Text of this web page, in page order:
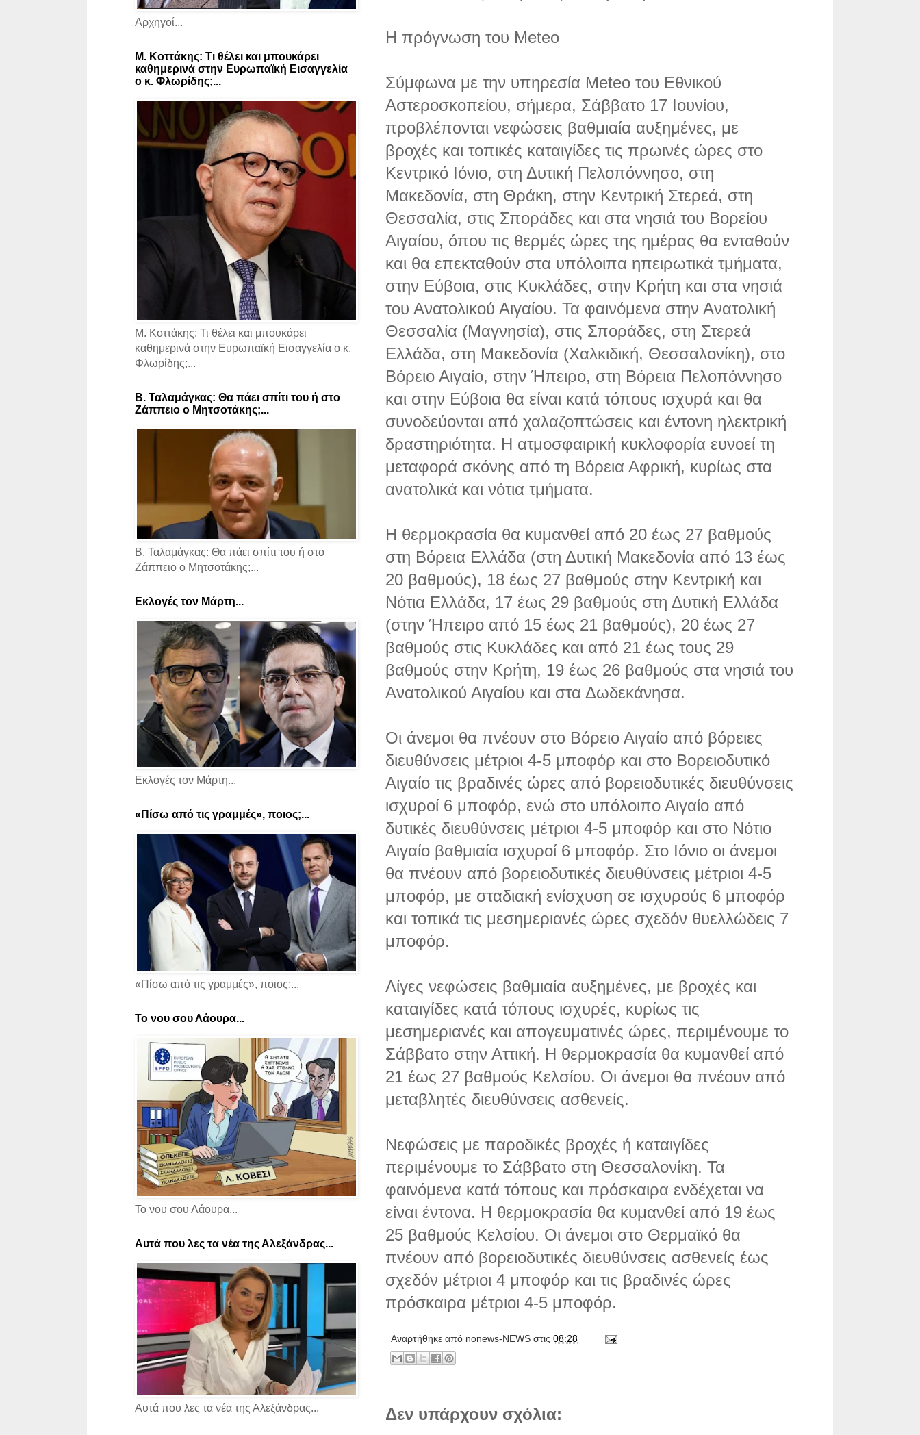
Η πρόγνωση του Meteo
Σύμφωνα με την υπηρεσία Meteo του Εθνικού
Αστεροσκοπείου, σήμερα, Σάββατο 17 Ιουνίου,
προβλέπονται νεφώσεις βαθμιαία αυξημένες, με
βροχές και τοπικές καταιγίδες τις πρωινές ώρες στο
Κεντρικό Ιόνιο, στη Δυτική Πελοπόννησο, στη
Μακεδονία, στη Θράκη, στην Κεντρική Στερεά, στη
Θεσσαλία, στις Σποράδες και στα νησιά του Βορείου
Αιγαίου, όπου τις θερμές ώρες της ημέρας θα ενταθούν
και θα επεκταθούν στα υπόλοιπα ηπειρωτικά τμήματα,
στην Εύβοια, στις Κυκλάδες, στην Κρήτη και στα νησιά
του Ανατολικού Αιγαίου. Τα φαινόμενα στην Ανατολική
Θεσσαλία (Μαγνησία), στις Σποράδες, στη Στερεά
Ελλάδα, στη Μακεδονία (Χαλκιδική, Θεσσαλονίκη), στο
Βόρειο Αιγαίο, στην Ήπειρο, στη Βόρεια Πελοπόννησο
και στην Εύβοια θα είναι κατά τόπους ισχυρά και θα
συνοδεύονται από χαλαζοπτώσεις και έντονη ηλεκτρική
δραστηριότητα. Η ατμοσφαιρική κυκλοφορία ευνοεί τη
μεταφορά σκόνης από τη Βόρεια Αφρική, κυρίως στα
ανατολικά και νότια τμήματα.
Η θερμοκρασία θα κυμανθεί από 20 έως 27 βαθμούς
στη Βόρεια Ελλάδα (στη Δυτική Μακεδονία από 13 έως
20 βαθμούς), 18 έως 27 βαθμούς στην Κεντρική και
Νότια Ελλάδα, 17 έως 29 βαθμούς στη Δυτική Ελλάδα
(στην Ήπειρο από 15 έως 21 βαθμούς), 20 έως 27
βαθμούς στις Κυκλάδες και από 21 έως τους 29
βαθμούς στην Κρήτη, 19 έως 26 βαθμούς στα νησιά του
Ανατολικού Αιγαίου και στα Δωδεκάνησα.
Οι άνεμοι θα πνέουν στο Βόρειο Αιγαίο από βόρειες
διευθύνσεις μέτριοι 4-5 μποφόρ και στο Βορειοδυτικό
Αιγαίο τις βραδινές ώρες από βορειοδυτικές διευθύνσεις
ισχυροί 6 μποφόρ, ενώ στο υπόλοιπο Αιγαίο από
δυτικές διευθύνσεις μέτριοι 4-5 μποφόρ και στο Νότιο
Αιγαίο βαθμιαία ισχυροί 6 μποφόρ. Στο Ιόνιο οι άνεμοι
θα πνέουν από βορειοδυτικές διευθύνσεις μέτριοι 4-5
μποφόρ, με σταδιακή ενίσχυση σε ισχυρούς 6 μποφόρ
και τοπικά τις μεσημεριανές ώρες σχεδόν θυελλώδεις 7
μποφόρ.
Λίγες νεφώσεις βαθμιαία αυξημένες, με βροχές και
καταιγίδες κατά τόπους ισχυρές, κυρίως τις
μεσημεριανές και απογευματινές ώρες, περιμένουμε το
Σάββατο στην Αττική. Η θερμοκρασία θα κυμανθεί από
21 έως 27 βαθμούς Κελσίου. Οι άνεμοι θα πνέουν από
μεταβλητές διευθύνσεις ασθενείς.
Νεφώσεις με παροδικές βροχές ή καταιγίδες
περιμένουμε το Σάββατο στη Θεσσαλονίκη. Τα
φαινόμενα κατά τόπους και πρόσκαιρα ενδέχεται να
είναι έντονα. Η θερμοκρασία θα κυμανθεί από 19 έως
25 βαθμούς Κελσίου. Οι άνεμοι στο Θερμαϊκό θα
πνέουν από βορειοδυτικές διευθύνσεις ασθενείς έως
σχεδόν μέτριοι 4 μποφόρ και τις βραδινές ώρες
πρόσκαιρα μέτριοι 4-5 μποφόρ.
Αναρτήθηκε από nonews-NEWS στις 08:28
Δεν υπάρχουν σχόλια:
Αρχηγοί...
Μ. Κοττάκης: Τι θέλει και μπουκάρει
καθημερινά στην Ευρωπαϊκή Εισαγγελία
ο κ. Φλωρίδης;...
Μ. Κοττάκης: Τι θέλει και μπουκάρει
καθημερινά στην Ευρωπαϊκή Εισαγγελία ο κ.
Φλωρίδης;...
Β. Ταλαμάγκας: Θα πάει σπίτι του ή στο
Ζάππειο ο Μητσοτάκης;...
Β. Ταλαμάγκας: Θα πάει σπίτι του ή στο
Ζάππειο ο Μητσοτάκης;...
Εκλογές τον Μάρτη...
Εκλογές τον Μάρτη...
«Πίσω από τις γραμμές», ποιος;...
«Πίσω από τις γραμμές», ποιος;...
Το νου σου Λάουρα...
Το νου σου Λάουρα...
Αυτά που λες τα νέα της Αλεξάνδρας...
Αυτά που λες τα νέα της Αλεξάνδρας...